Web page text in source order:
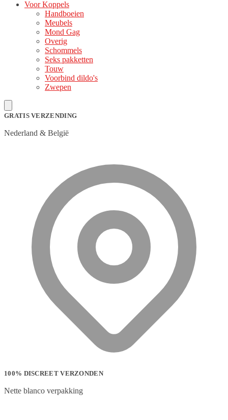
Voor Koppels
Handboeien
Meubels
Mond Gag
Overig
Schommels
Seks pakketten
Touw
Voorbind dildo's
Zwepen
GRATIS VERZENDING
Nederland & België
100% DISCREET VERZONDEN
Nette blanco verpakking